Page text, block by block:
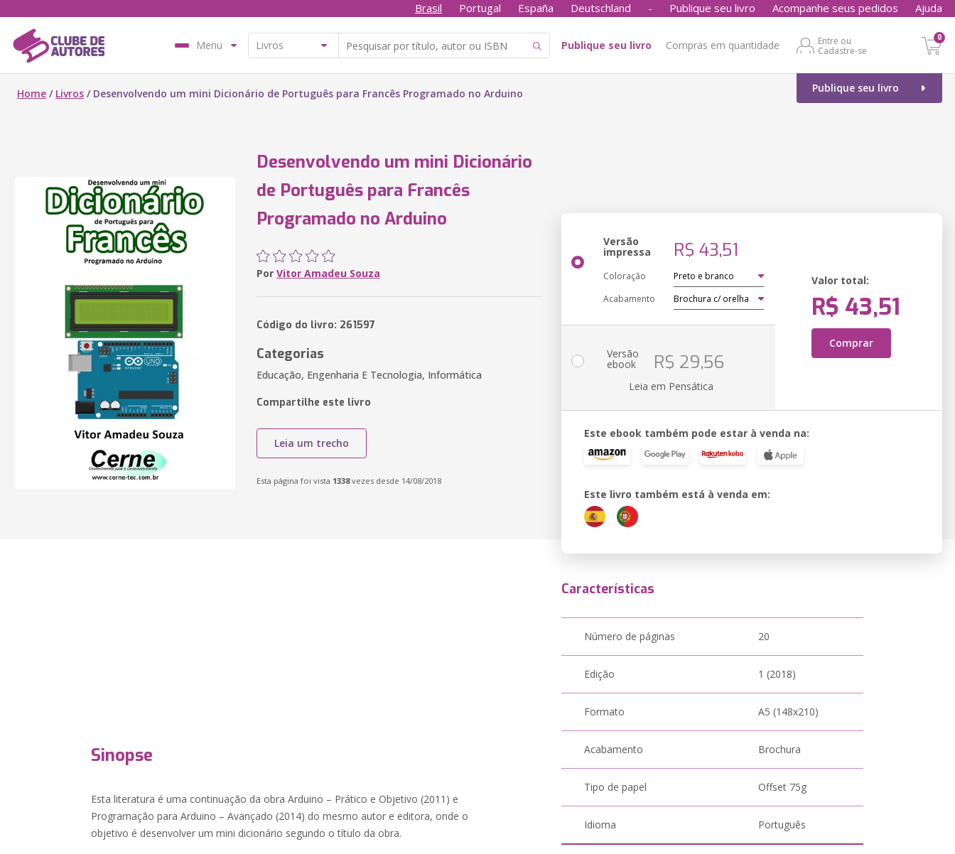
Brasil Portugal España Deutschland - Publique seu livro Acompanhe seus pedidos Ajuda
Menu Publique seu livro Compras em quantidade
Entre ou
Cadastre-se
0
Publique seu livro
Home / Livros / Desenvolvendo um mini Dicionário de Português para Francês Programado no Arduino
Desenvolvendo um mini Dicionário
de Português para Francês
Programado no Arduino
Por Vitor Amadeu Souza
Código do livro: 261597
Categorias
Educação, Engenharia E Tecnologia, Informática
Compartilhe este livro
Leia um trecho
Esta página foi vista 1338vezes desde 14/08/2018
Versão
impressa R$ 43,51
Coloração
Acabamento
Valor total:
R$ 43,51
Comprar
Versão
ebook R$ 29,56
Leia em Pensática
Este ebook também pode estar à venda na:
Este livro também está à venda em:
Sinopse
Esta literatura é uma continuação da obra Arduino – Prático e Objetivo (2011) e
Programação para Arduino – Avançado (2014) do mesmo autor e editora, onde o
objetivo é desenvolver um mini dicionário segundo o título da obra.
Características
Número de páginas 20
Edição 1 (2018)
Formato A5 (148x210)
Acabamento Brochura
Tipo de papel Offset 75g
Idioma Português